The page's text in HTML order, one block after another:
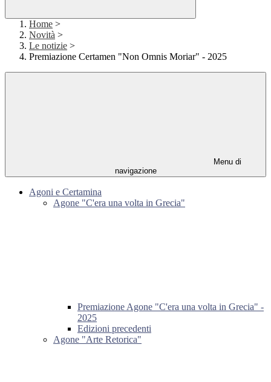
Home >
Novità >
Le notizie >
Premiazione Certamen "Non Omnis Moriar" - 2025
Menu di
navigazione
Agoni e Certamina
Agone "C'era una volta in Grecia"
Premiazione Agone "C'era una volta in Grecia" -
2025
Edizioni precedenti
Agone "Arte Retorica"